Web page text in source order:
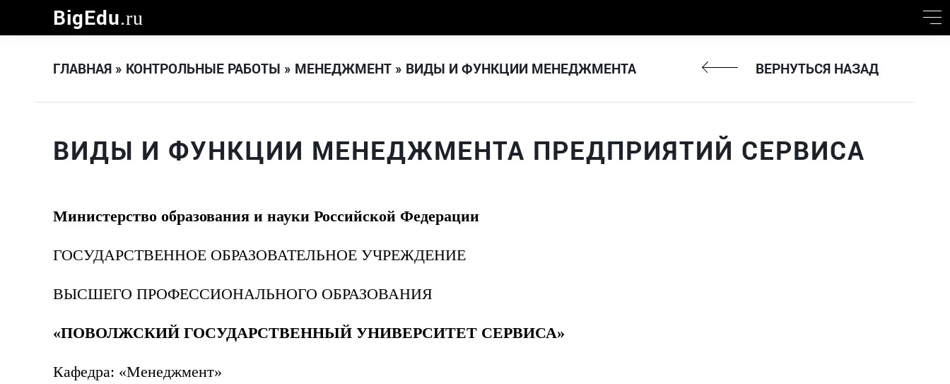
BigEdu.ru
ГЛАВНАЯ » КОНТРОЛЬНЫЕ РАБОТЫ » МЕНЕДЖМЕНТ » ВИДЫ И ФУНКЦИИ МЕНЕДЖМЕНТА
ПРЕДПРИЯТИЙ СЕРВИСА
ВЕРНУТЬСЯ НАЗАД
ВИДЫ И ФУНКЦИИ МЕНЕДЖМЕНТА ПРЕДПРИЯТИЙ СЕРВИСА
Министерство образования и науки Российской Федерации
ГОСУДАРСТВЕННОЕ ОБРАЗОВАТЕЛЬНОЕ УЧРЕЖДЕНИЕ
ВЫСШЕГО ПРОФЕССИОНАЛЬНОГО ОБРАЗОВАНИЯ
«ПОВОЛЖСКИЙ ГОСУДАРСТВЕННЫЙ УНИВЕРСИТЕТ СЕРВИСА»
Кафедра: «Менеджмент»